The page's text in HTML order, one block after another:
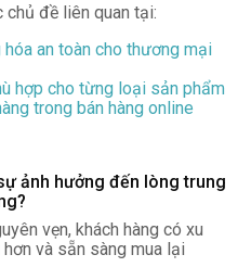
chủ đề liên quan tại:
an toàn cho thương mại
hợp cho từng loại sản phẩm
trong bán hàng online
ảnh hưởng đến lòng trung
vẹn, khách hàng có xu
và sẵn sàng mua lại